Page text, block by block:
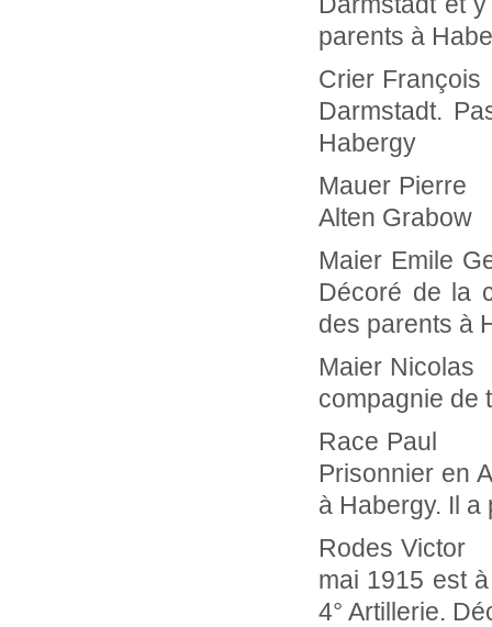
parents à
Crier
Darmstadt.
Habergy
Mauer
Alten Grabow
Maier
Décoré de la
des parents à
Maier
compagnie de
Race
Prisonnier en
à Habergy. Il
Rodes
mai 1915 est
4° Artillerie.